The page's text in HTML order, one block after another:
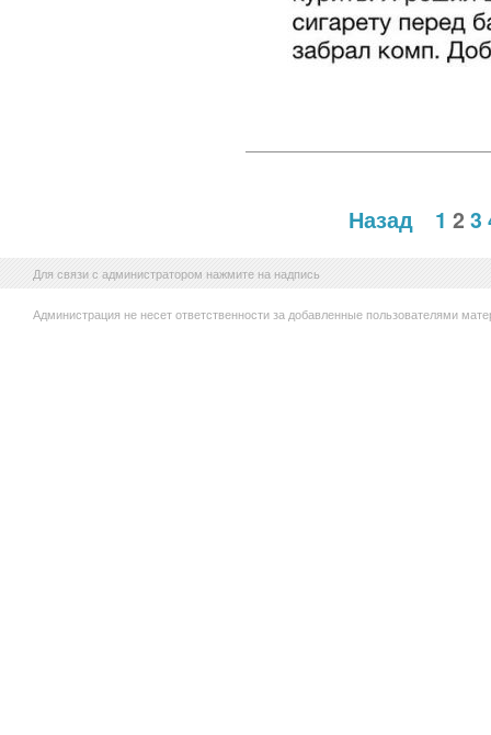
Назад 1 2 3
Для связи с администратором нажмите на надпись
Администрация не несет ответственности за добавленные пользователями